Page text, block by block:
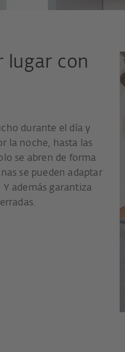
lugar con
durante el día y
la noche, hasta las
se abren de forma
se pueden adaptar
además garantiza